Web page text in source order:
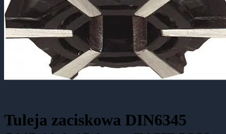
Tuleja zaciskowa DIN6345